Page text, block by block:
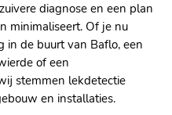
diagnose en een plan
minimaliseert.​ Of je nu
de buurt van Baflo, een
of een
stemmen lekdetectie
en installaties.​